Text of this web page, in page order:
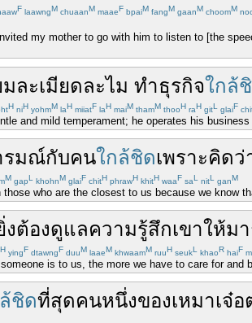
F laawngM chuaanM maaeF bpaiM fangM gaanM choomM
my mother to go with him to listen to [the
ละเมียดละไม ทำธุรกิจใกล้
H niH yohmM laH miiatF laH maiM thamM thooH raH gitL glaiF
and mild temperament; he operates his
รมณ์กับคนใกล้ชิดเพราะคิดว่
M gapL khohnM glaiF chitH phrawH khitH waaF saL nitL ganM
who are the closest to us because we know
งต้องดูแลความรู้สึกเขาให้ม
H yingF dtawngF duuM laaeM khwaamM ruuH seukL khaoR haiF
is to us, the more we have to care for and
ชิดที่สุดคนหนึ่งของเหมาเจ๋อ